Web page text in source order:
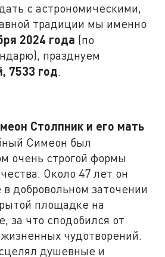
с астрономическими,
традиции мы именно
2024 года (по
празднуем
7533 год.
Столпник и его мать
Симеон был
очень строгой формы
Около 47 лет он
добровольном заточении
площадке на
за что сподобился от
чудотворений.
душевные и